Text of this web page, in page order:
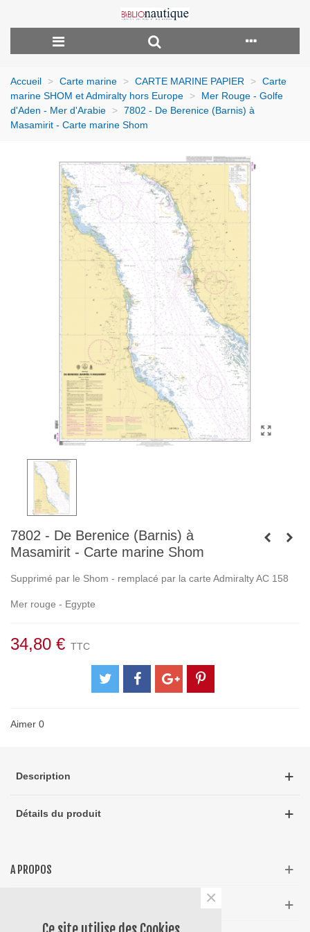
Accueil > Carte marine > CARTE MARINE PAPIER > Carte
marine SHOM et Admiralty hors Europe
>
Mer Rouge - Golfe
d'Aden - Mer d'Arabie
> 7802 - De Berenice (Barnis) à
Masamirit - Carte marine Shom
7802 - De Berenice (Barnis) à
Masamirit - Carte marine Shom
Supprimé par le Shom - remplacé par la carte Admiralty AC 158
Mer rouge - Egypte
34,80 € TTC
Aimer 0
Description
Détails du produit
A PROPOS
×